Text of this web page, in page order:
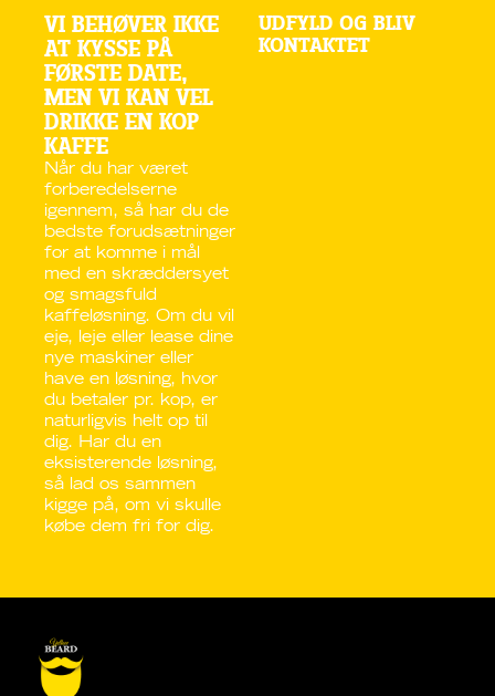
VI BEHØVER IKKE
AT KYSSE PÅ
FØRSTE DATE,
MEN VI KAN VEL
DRIKKE EN KOP
KAFFE
Når du har været
forberedelserne
igennem, så har du de
bedste forudsætninger
for at komme i mål
med en skræddersyet
og smagsfuld
kaffeløsning. Om du vil
eje, leje eller lease dine
nye maskiner eller
have en løsning, hvor
du betaler pr. kop, er
naturligvis helt op til
dig. Har du en
eksisterende løsning,
så lad os sammen
kigge på, om vi skulle
købe dem fri for dig.
UDFYLD OG BLIV
KONTAKTET